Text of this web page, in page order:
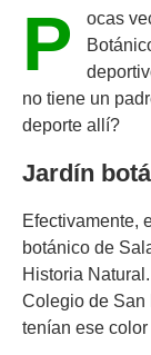
P
ocas
no tiene un
deporte allí?
Jardín
Efectivamente,
botánico de
Historia
Colegio de San
tenían ese